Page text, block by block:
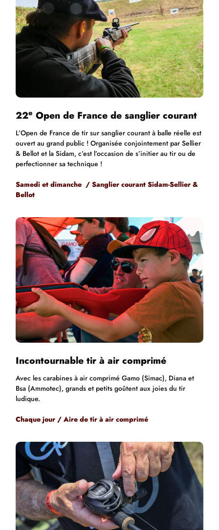
22e Open de France de sanglier courant
L’Open de France de tir sur sanglier courant à balle réelle est
ouvert au grand public ! Organisée conjointement par Sellier
& Bellot et la Sidam, c’est l’occasion de s’initier au tir ou de
perfectionner sa technique !
Samedi et dimanche / Sanglier courant Sidam-Sellier &
Bellot
Incontournable tir à air comprimé
Avec les carabines à air comprimé Gamo (Simac), Diana et
Bsa (Ammotec), grands et petits goûtent aux joies du tir
ludique.
Chaque jour / Aire de tir à air comprimé